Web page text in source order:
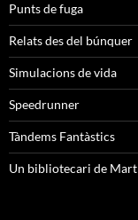
Punts de fuga
Relats des del búnquer
Simulacions de vida
Speedrunner
Tàndems Fantàstics
Un bibliotecari de Mart